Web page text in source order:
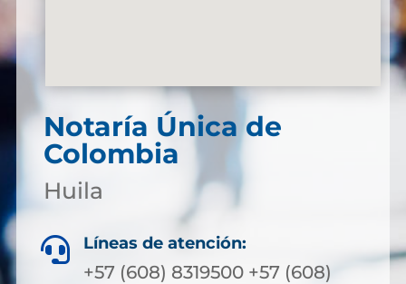
Notaría Única de
Colombia
Huila
 Líneas de atención:
+57 (608) 8319500 +57 (608)